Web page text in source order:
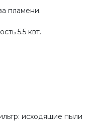
пламени.
5.5 квт.
исходящие пыли